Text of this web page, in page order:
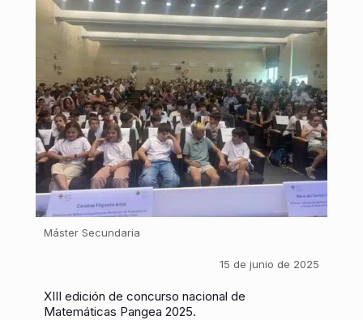
Máster Secundaria
15 de junio de 2025
XIII edición de concurso nacional de
Matemáticas Pangea 2025.